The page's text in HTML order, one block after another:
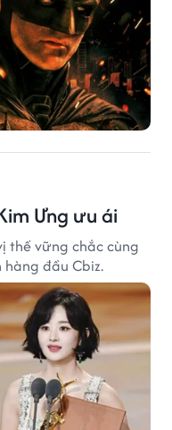
Ưng ưu ái
thế vững chắc cùng
đầu Cbiz.